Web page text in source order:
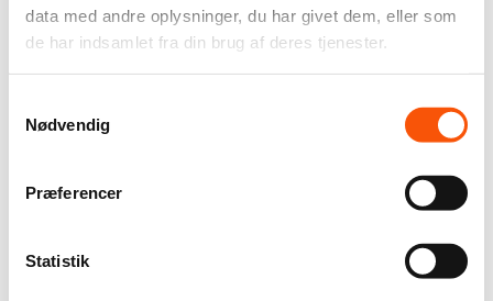
data med andre oplysninger, du har givet dem, eller som
de har indsamlet fra din brug af deres tjenester.
Nødvendig
Præferencer
Statistik